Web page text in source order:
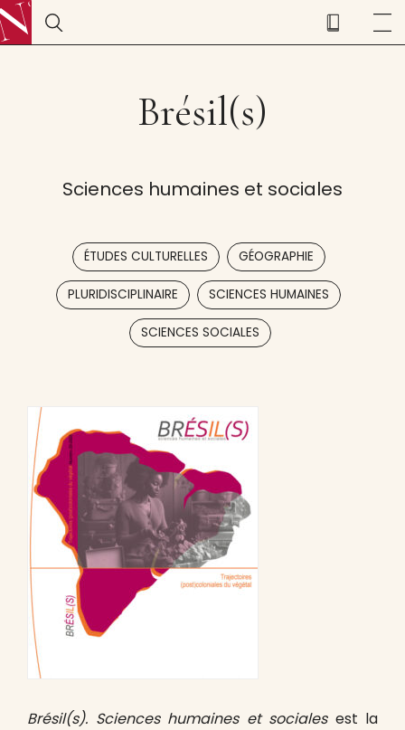
Brésil(s)
Sciences humaines et sociales
ÉTUDES CULTURELLES GÉOGRAPHIE
PLURIDISCIPLINAIRE , SCIENCES HUMAINES
SCIENCES SOCIALES
Brésil(s). Sciences humaines et socialesest la